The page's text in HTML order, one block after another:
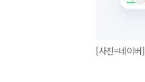
[사진=네이버]